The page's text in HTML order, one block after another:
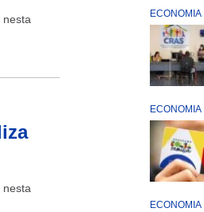
nesta
nesta
ECONOMIA
ECONOMIA
ECONOMIA